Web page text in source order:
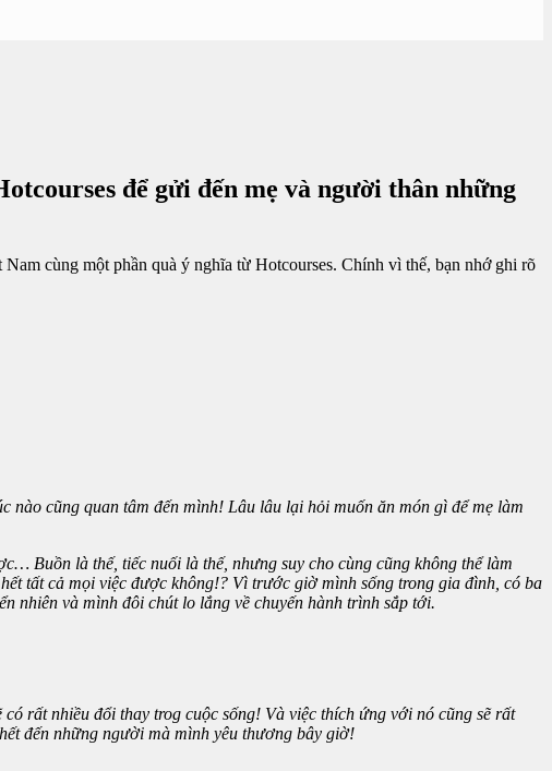
để gửi đến mẹ và người thân những
cùng một phần quà ý nghĩa từ Hotcourses. Chính vì thế, bạn nhớ ghi rõ
cũng quan tâm đến mình! Lâu lâu lại hỏi muốn ăn món gì để mẹ làm
Buồn là thế, tiếc nuối là thế, nhưng suy cho cùng cũng không thể làm
tất cả mọi việc được không!? Vì trước giờ mình sống trong gia đình, có ba
nhiên và mình đôi chút lo lắng về chuyến hành trình sắp tới.
rất nhiều đổi thay trog cuộc sống! Và việc thích ứng với nó cũng sẽ rất
đến những người mà mình yêu thương bây giờ!